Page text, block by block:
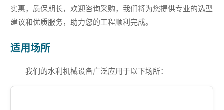
实惠，质保期长，欢迎咨询采购，我们将为您提供专业的选型
建议和优质服务，助力您的工程顺利完成。
适用场所
我们的水利机械设备广泛应用于以下场所：